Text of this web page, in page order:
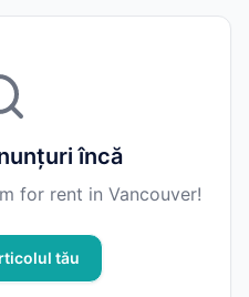
încă
for rent in Vancouver!
tău